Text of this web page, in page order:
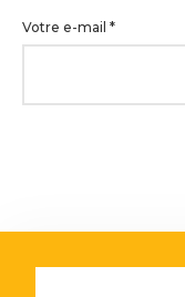
Votre e-mail *